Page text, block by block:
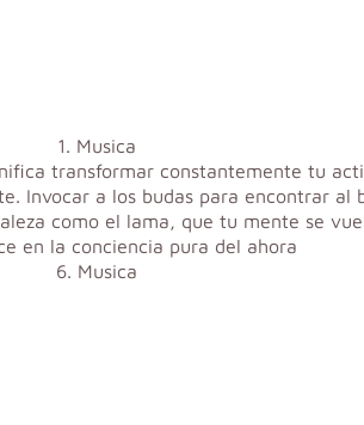
1. Musica
transformar constantemente tu
Invocar a los budas para encontrar al
como el lama, que tu mente se
en la conciencia pura del ahora
6. Musica